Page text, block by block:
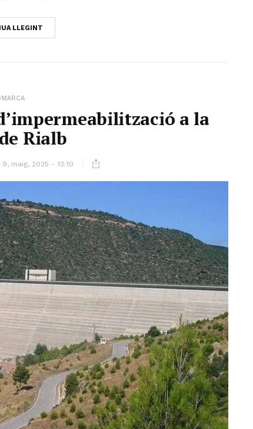
LLEGINT
a la
Rialb
9, maig, 2025 - 13:10